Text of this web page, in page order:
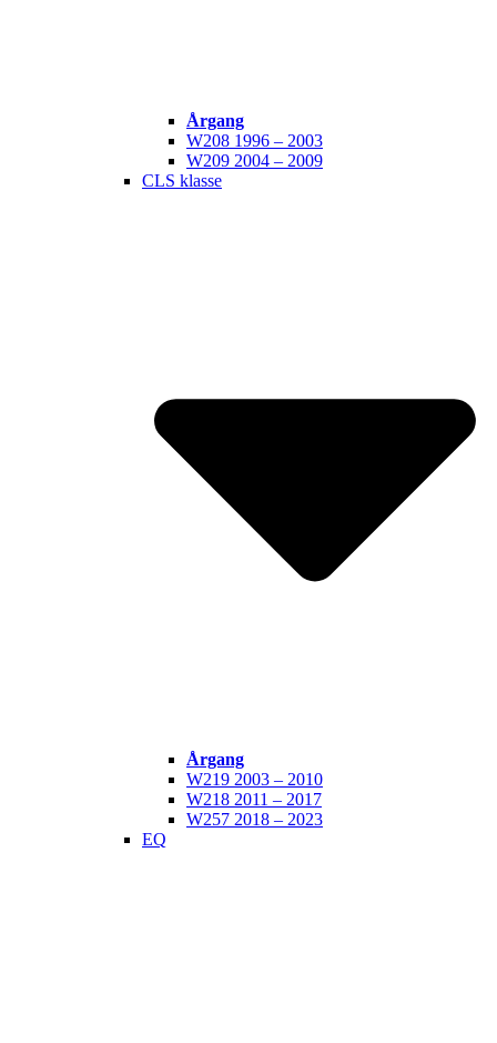
Årgang
W208 1996 – 2003
W209 2004 – 2009
CLS klasse
Årgang
W219 2003 – 2010
W218 2011 – 2017
W257 2018 – 2023
EQ